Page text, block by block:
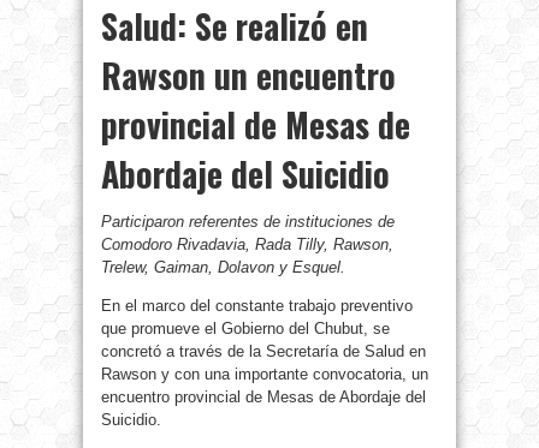
Salud: Se realizó en
Rawson un encuentro
provincial de Mesas de
Abordaje del Suicidio
Participaron referentes de instituciones de
Comodoro Rivadavia, Rada Tilly, Rawson,
Trelew, Gaiman, Dolavon y Esquel.
En el marco del constante trabajo preventivo
que promueve el Gobierno del Chubut, se
concretó a través de la Secretaría de Salud en
Rawson y con una importante convocatoria, un
encuentro provincial de Mesas de Abordaje del
Suicidio.